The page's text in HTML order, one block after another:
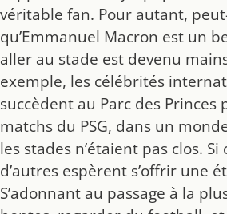
véritable fan. Pour autant,
qu’Emmanuel Macron est un
aller au stade est devenu
exemple, les célébrités
succèdent au Parc des Princes
matchs du PSG, dans un
les stades n’étaient pas clos.
d’autres espèrent s’offrir une
S’adonnant au passage à la